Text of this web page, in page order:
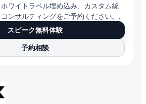
ホワイトラベル埋め込み、カスタム統
ンサルティングをご予約ください。.
スピーク無料体験
予約相談